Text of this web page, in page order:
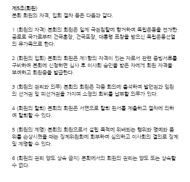
제5조(회원)
본회 회원의 자격, 입회 절차 등은 다음과 같다.
1 (회원의 자격) 본회의 회원은 일제 국권침탈에 항거하여 독립운동을 전개한
공로로 국가로부터 건국훈장, 건국포장, 대통령 표창을 받으신 독립운동선열
의 유가족으로 한다.
2 (회원의 입회) 본회의 회원은 제1항의 자격이 있는 자로서 관련 증빙서류를
구비하여 본회에 신청하면 심사 후 이사회 승인을 받은 자에게 회원 자격을
부여하고 회원증을 발급한다.
3 (회원의 권리와 의무) 본회의 회원은 각종 회의에 출석하여 발언권과 임원
의 선거권 및 피선거권을 가지며 소정의 회비를 납부할 의무가 있다.
4 (회원의 탈퇴) 본회의 회원은 서면으로 탈퇴 원서를 제출하고 절차에 의하
여 탈퇴할 수 있다.
5 (회원의 제명) 본회의 회원으로서 설립 목적에 위배되는 행위와 명예와 품
위를 손상시켰을 때는 징계위원회에 회부하여 심의하고 이사회의 결의로 징계
및 제명할 수 있다.
6 (회원의 권리 양도 상속 금지) 본회에서의 회원의 권리는 양도 또는 상속할
수 없다.